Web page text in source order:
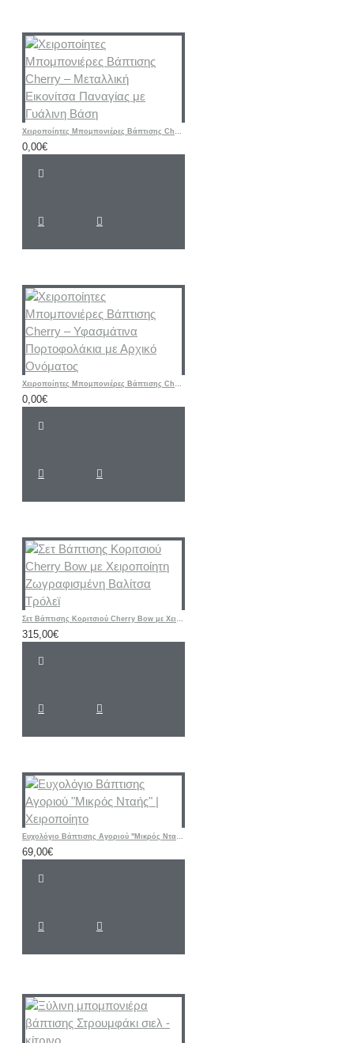
Χειροποίητες Μπομπονιέρες Βάπτισης Cherry – Μεταλλική Εικονίτσα Παναγίας με Γυάλινη Βάση
0,00€
Χειροποίητες Μπομπονιέρες Βάπτισης Cherry – Υφασμάτινα Πορτοφολάκια με Αρχικό Ονόματος
0,00€
Σετ Βάπτισης Κοριτσιού Cherry Bow με Χειροποίητη Ζωγραφισμένη Βαλίτσα Τρόλεϊ
315,00€
Ευχολόγιο Βάπτισης Αγοριού "Μικρός Νταής" | Χειροποίητο
69,00€